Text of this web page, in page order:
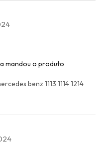
mandou o produto
benz 1113 1114 1214